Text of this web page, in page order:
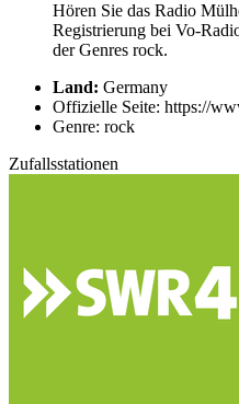
Hören Sie das Radio
Registrierung bei Vo-
der Genres rock.
Land: Germany
Offizielle Seite: https://
Genre: rock
Zufallsstationen